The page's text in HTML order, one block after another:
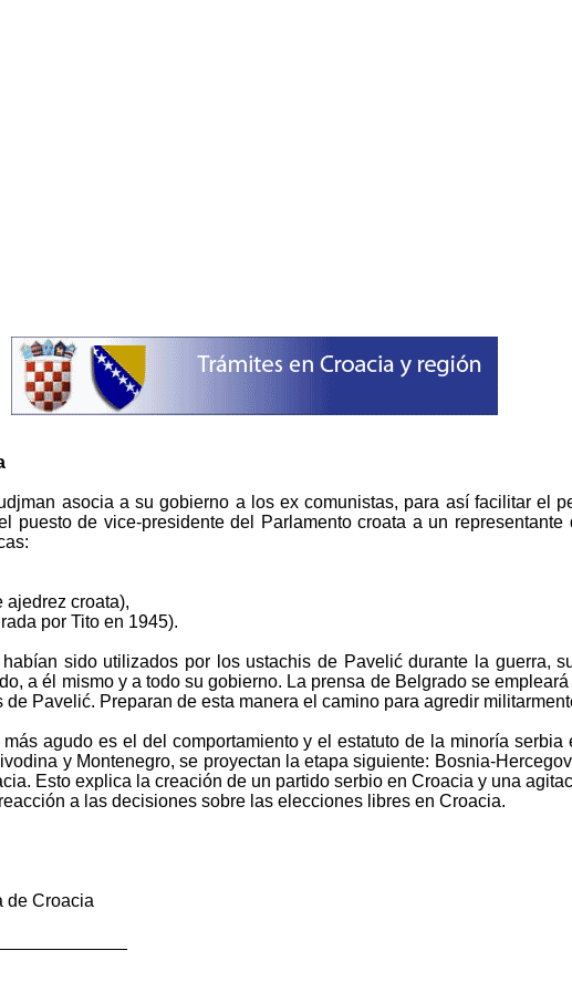
asocia a su gobierno a los ex comunistas, para así facilitar el
puesto de vice-presidente del Parlamento croata a un
ajedrez croata),
por Tito en 1945).
sido utilizados por los ustachis de Pavelić durante la guerra,
a él mismo y a todo su gobierno. La prensa de Belgrado se
Pavelić. Preparan de esta manera el camino para agredir
agudo es el del comportamiento y el estatuto de la minoría
y Montenegro, se proyectan la etapa siguiente: Bosnia-
Esto explica la creación de un partido serbio en Croacia y una
a las decisiones sobre las elecciones libres en Croacia.
de Croacia